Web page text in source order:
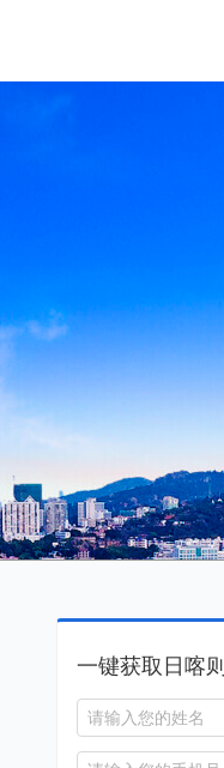
一键获取日喀